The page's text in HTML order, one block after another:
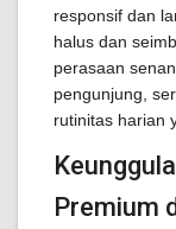
responsif dan
halus dan
perasaan
pengunjung,
rutinitas harian
Premium